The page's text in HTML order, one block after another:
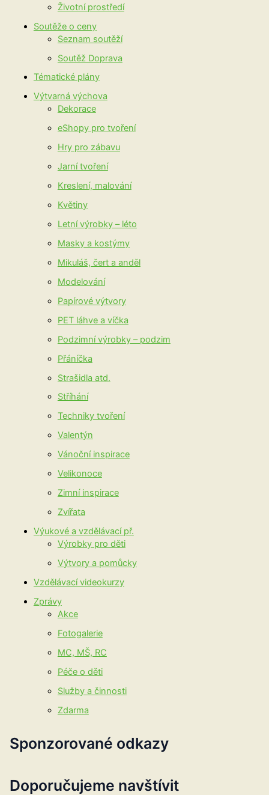
Životní prostředí
Soutěže o ceny
Seznam soutěží
Soutěž Doprava
Tématické plány
Výtvarná výchova
Dekorace
eShopy pro tvoření
Hry pro zábavu
Jarní tvoření
Kreslení, malování
Květiny
Letní výrobky – léto
Masky a kostýmy
Mikuláš, čert a anděl
Modelování
Papírové výtvory
PET láhve a víčka
Podzimní výrobky – podzim
Přáníčka
Strašidla atd.
Stříhání
Techniky tvoření
Valentýn
Vánoční inspirace
Velikonoce
Zimní inspirace
Zvířata
Výukové a vzdělávací př.
Výrobky pro děti
Výtvory a pomůcky
Vzdělávací videokurzy
Zprávy
Akce
Fotogalerie
MC, MŠ, RC
Péče o děti
Služby a činnosti
Zdarma
Sponzorované odkazy
Doporučujeme navštívit